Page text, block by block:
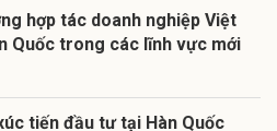
hợp tác doanh nghiệp Việt
Quốc trong các lĩnh vực mới
tiến đầu tư tại Hàn Quốc